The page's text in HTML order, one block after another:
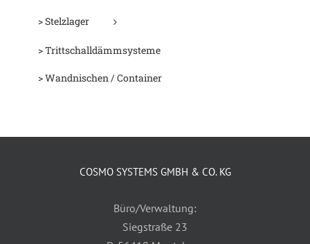
> Stelzlager
> Trittschalldämmsysteme
> Wandnischen / Container
COSMO SYSTEMS GMBH & CO. KG
Büro/Verwaltung:
Siegstraße 23